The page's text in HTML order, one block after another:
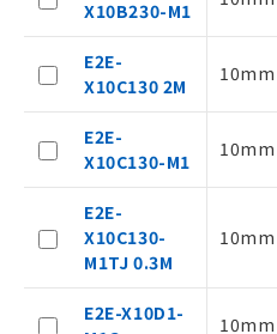
X10B230-M1
E2E-
X10C130 2M
E2E-
X10C130-M1
E2E-
X10C130-
M1TJ 0.3M
E2E-X10D1-